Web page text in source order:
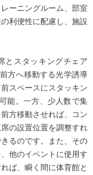
ーニングルーム、部室
利便性に配慮し、施設
とスタッキングチェア
方へ移動する光学誘導
スペースにスタッキン
能。一方、少人数で集
方移動させれば、コン
の設置位置を調整すれ
るのです。また、その
他のイベントに使用す
ば、瞬く間に体育館と